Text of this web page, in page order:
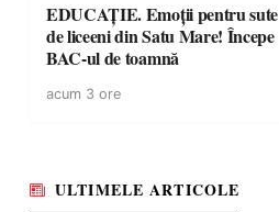
EDUCAȚIE. Emoții pentru sute
de liceeni din Satu Mare! Începe
BAC-ul de toamnă
acum 3 ore
ULTIMELE ARTICOLE